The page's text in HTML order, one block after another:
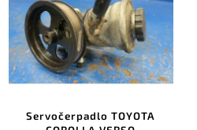
Servočerpadlo TOYOTA